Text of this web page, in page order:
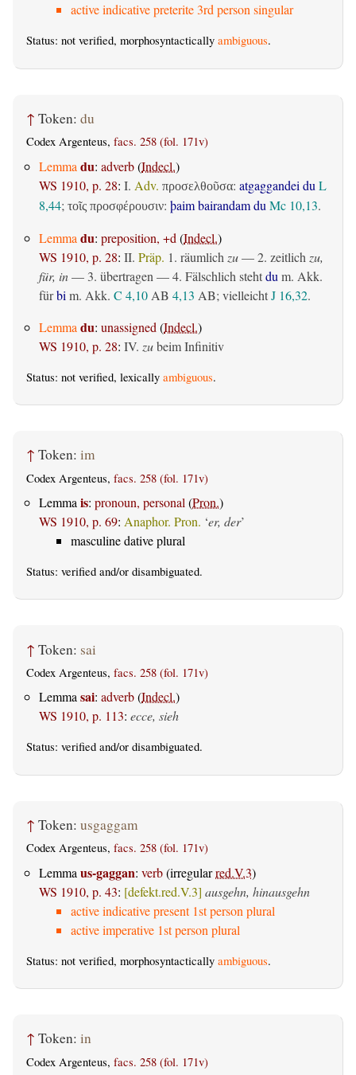
active indicative preterite 3rd person singular
Status: not verified, morphosyntactically ambiguous.
↑ Token: du
Codex Argenteus, facs. 258 (fol. 171v)
Lemma du: adverb(Indecl.)
WS 1910, p. 28: I. Adv. προσελθοῦσα: atgaggandei du L
8,44; τοῖς προσφέρουσιν: þaim bairandam du Mc 10,13.
Lemma du: preposition, +d (Indecl.)
WS 1910, p. 28: II. Präp. 1. räumlich zu— 2. zeitlich zu,
für, in— 3. übertragen — 4. Fälschlich stehtdu m. Akk.
fürbi m. Akk. C 4,10 AB 4,13 AB; vielleichtJ 16,32.
Lemma du: unassigned (Indecl.)
WS 1910, p. 28: IV. zubeim Infinitiv
Status: not verified, lexically ambiguous.
↑ Token: im
Codex Argenteus, facs. 258 (fol. 171v)
Lemma is: pronoun, personal (Pron.)
WS 1910, p. 69: Anaphor. Pron. ‘er, der’
masculine dative plural
Status: verified and/or disambiguated.
↑ Token: sai
Codex Argenteus, facs. 258 (fol. 171v)
Lemmasai: adverb(Indecl.)
WS 1910, p. 113: ecce, sieh
Status: verified and/or disambiguated.
↑ Token: usgaggam
Codex Argenteus, facs. 258 (fol. 171v)
Lemma us-gaggan: verb(irregularred.V.3)
WS 1910, p. 43: [defekt.red.V.3] ausgehn, hinausgehn
active indicative present 1st person plural
active imperative 1st person plural
Status: not verified, morphosyntactically ambiguous.
↑ Token: in
Codex Argenteus, facs. 258 (fol. 171v)